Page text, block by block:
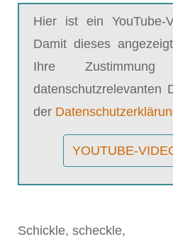
Hier ist ein YouTube-
Damit dieses
Ihre
datenschutzrelevanten
der
YOUTUBE-
Schickle, scheckle,